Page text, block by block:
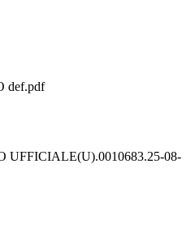
def.pdf
UFFICIALE(U).0010683.25-08-